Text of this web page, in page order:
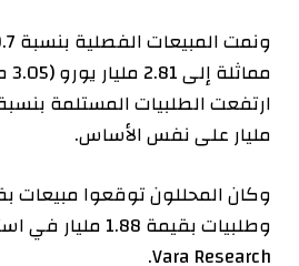
مليار على نفس الأساس.
وطلبيات بقيمة
Vara Research.